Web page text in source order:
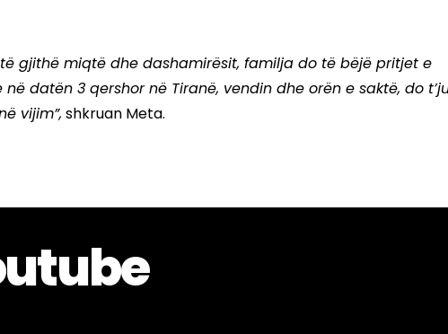
gjithë miqtë dhe dashamirësit, familja do të bëjë pritjet e
datën 3 qershor në Tiranë, vendin dhe orën e saktë, do
vijim”, shkruan Meta.